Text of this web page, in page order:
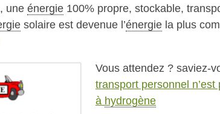
une énergie 100% propre, stockable,
solaire est devenue l’énergie la plus
Vous attendez ? saviez-
transport personnel
à hydrogène